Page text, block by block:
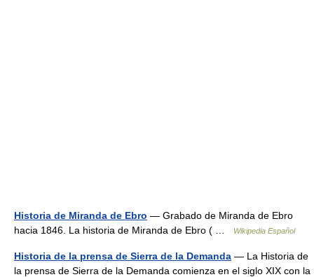
Historia de Miranda de Ebro — Grabado de Miranda de Ebro
hacia 1846. La historia de Miranda de Ebro ( …
Wikipedia Español
Historia de la prensa de Sierra de la Demanda — La Historia de
la prensa de Sierra de la Demanda comienza en el siglo XIX con la